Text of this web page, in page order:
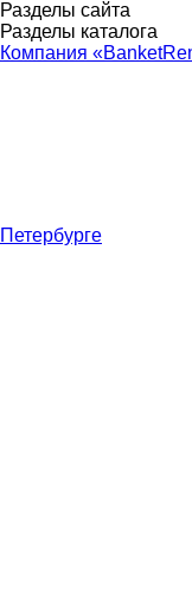
Разделы сайта
Разделы каталога
Компания
Петербурге